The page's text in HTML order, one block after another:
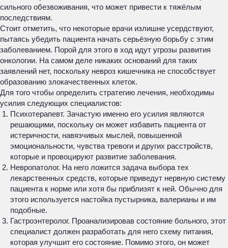
сильного обезвоживания, что может привести к тяжёлым
последствиям.
Стоит отметить, что некоторые врачи излишне усердствуют,
пытаясь убедить пациента начать серьёзную борьбу с этим
заболеванием. Порой для этого в ход идут угрозы развития
онкологии. На самом деле никаких оснований для таких
заявлений нет, поскольку невроз кишечника не способствует
образованию злокачественных клеток.
Для того чтобы определить стратегию лечения, необходимы
усилия следующих специалистов:
Психотерапевт. Зачастую именно его усилия являются
решающими, поскольку он может избавить пациента от
истеричности, навязчивых мыслей, повышенной
эмоциональности, чувства тревоги и других расстройств,
которые и провоцируют развитие заболевания.
Невропатолог. На него ложится задача выбора тех
лекарственных средств, которые приведут нервную систему
пациента к норме или хотя бы приблизят к ней. Обычно для
этого используется настойка пустырника, валерианы и им
подобные.
Гастроэнтеролог. Проанализировав состояние больного, этот
специалист должен разработать для него схему питания,
которая улучшит его состояние. Помимо этого, он может